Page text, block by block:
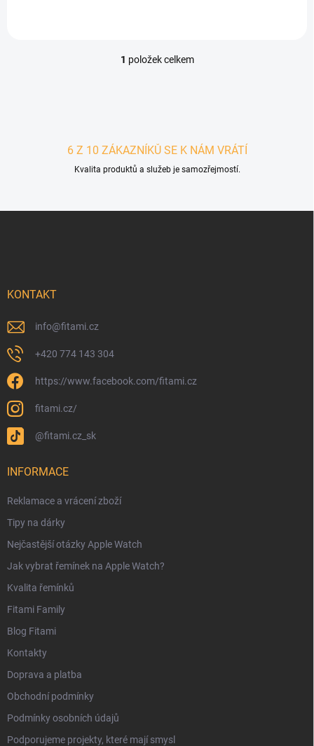
Ovládací prvky výpisu
1 položek celkem
6 Z 10 ZÁKAZNÍKŮ SE K NÁM VRÁTÍ
Kvalita produktů a služeb je samozřejmostí.
KONTAKT
info@fitami.cz
+420 774 143 304
https://www.facebook.com/fitami.cz
fitami.cz/
@fitami.cz_sk
INFORMACE
Reklamace a vrácení zboží
Tipy na dárky
Nejčastější otázky Apple Watch
Jak vybrat řemínek na Apple Watch?
Kvalita řemínků
Fitami Family
Blog Fitami
Kontakty
Doprava a platba
Obchodní podmínky
Podmínky osobních údajů
Podporujeme projekty, které mají smysl